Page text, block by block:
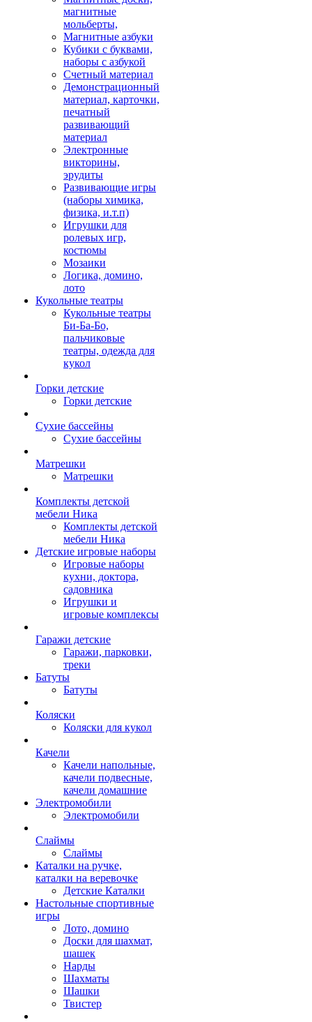
магнитные
мольберты,
Магнитные азбуки
Кубики с буквами,
наборы с азбукой
Счетный материал
Демонстрационный
материал, карточки,
печатный
развивающий
материал
Электронные
викторины,
эрудиты
Развивающие игры
(наборы химика,
физика, и.т.п)
Игрушки для
ролевых игр,
костюмы
Мозаики
Логика, домино,
лото
Кукольные театры
Кукольные театры
Би-Ба-Бо,
пальчиковые
театры, одежда для
кукол
Горки детские
Горки детские
Сухие бассейны
Сухие бассейны
Матрешки
Матрешки
Комплекты детской
мебели Ника
Комплекты детской
мебели Ника
Детские игровые наборы
Игровые наборы
кухни, доктора,
садовника
Игрушки и
игровые комплексы
Гаражи детские
Гаражи, парковки,
треки
Батуты
Батуты
Коляски
Коляски для кукол
Качели
Качели напольные,
качели подвесные,
качели домашние
Электромобили
Электромобили
Слаймы
Слаймы
Каталки на ручке,
каталки на веревочке
Детские Каталки
Настольные спортивные
игры
Лото, домино
Доски для шахмат,
шашек
Нарды
Шахматы
Шашки
Твистер